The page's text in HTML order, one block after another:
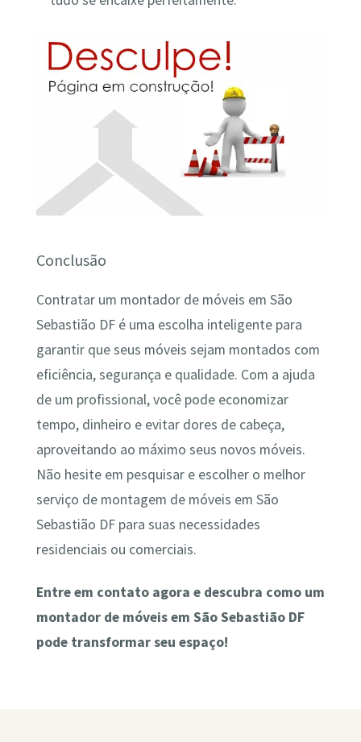
Conclusão
Contratar um montador de móveis em São
Sebastião DF é uma escolha inteligente para
garantir que seus móveis sejam montados com
eficiência, segurança e qualidade. Com a ajuda
de um profissional, você pode economizar
tempo, dinheiro e evitar dores de cabeça,
aproveitando ao máximo seus novos móveis.
Não hesite em pesquisar e escolher o melhor
serviço de montagem de móveis em São
Sebastião DF para suas necessidades
residenciais ou comerciais.
Entre em contato agora e descubra como um
montador de móveis em São Sebastião DF
pode transformar seu espaço!